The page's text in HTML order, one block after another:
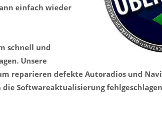
einfach wieder
schnell und
Unsere
reparieren defekte Autoradios und
Softwareaktualisierung